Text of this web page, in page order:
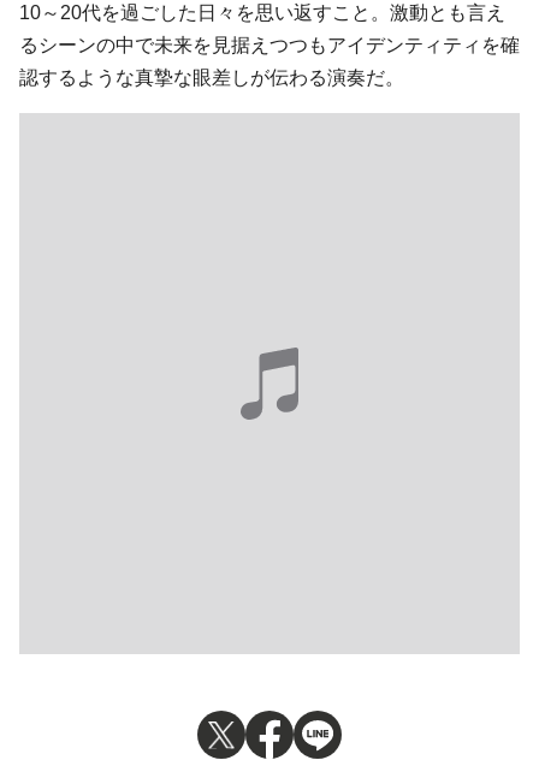
10～20代を過ごした日々を思い返すこと。激動とも言え
るシーンの中で未来を見据えつつもアイデンティティを確
認するような真摯な眼差しが伝わる演奏だ。